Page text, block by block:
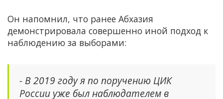
Он напомнил, что ранее Абхазия
демонстрировала совершенно иной подход к
наблюдению за выборами:
- В 2019 году я по поручению ЦИК
России уже был наблюдателем в